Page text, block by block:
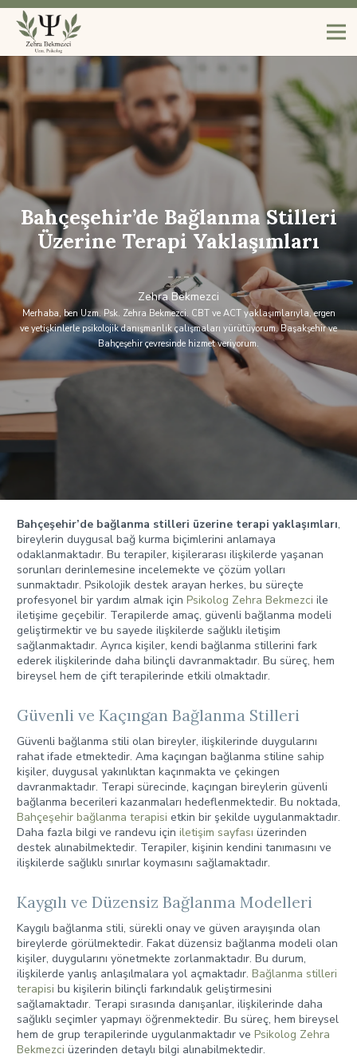
Bahçeşehir’de Bağlanma Stilleri
Üzerine Terapi Yaklaşımları
Zehra Bekmezci
Merhaba, ben Uzm. Psk. Zehra Bekmezci. CBT ve ACT yaklaşımlarıyla, ergen
ve yetişkinlerle psikolojik danışmanlık çalışmaları yürütüyorum. Başakşehir ve
Bahçeşehir çevresinde hizmet veriyorum.
Bahçeşehir’de bağlanma stilleri üzerine terapi yaklaşımları,
bireylerin duygusal bağ kurma biçimlerini anlamaya
odaklanmaktadır. Bu terapiler, kişilerarası ilişkilerde yaşanan
sorunları derinlemesine incelemekte ve çözüm yolları
sunmaktadır. Psikolojik destek arayan herkes, bu süreçte
profesyonel bir yardım almak için Psikolog Zehra Bekmezci ile
iletişime geçebilir. Terapilerde amaç, güvenli bağlanma modeli
geliştirmektir ve bu sayede ilişkilerde sağlıklı iletişim
sağlanmaktadır. Ayrıca kişiler, kendi bağlanma stillerini fark
ederek ilişkilerinde daha bilinçli davranmaktadır. Bu süreç, hem
bireysel hem de çift terapilerinde etkili olmaktadır.
Güvenli ve Kaçıngan Bağlanma Stilleri
Güvenli bağlanma stili olan bireyler, ilişkilerinde duygularını
rahat ifade etmektedir. Ama kaçıngan bağlanma stiline sahip
kişiler, duygusal yakınlıktan kaçınmakta ve çekingen
davranmaktadır. Terapi sürecinde, kaçıngan bireylerin güvenli
bağlanma becerileri kazanmaları hedeflenmektedir. Bu noktada,
Bahçeşehir bağlanma terapisi etkin bir şekilde uygulanmaktadır.
Daha fazla bilgi ve randevu için iletişim sayfası üzerinden
destek alınabilmektedir. Terapiler, kişinin kendini tanımasını ve
ilişkilerde sağlıklı sınırlar koymasını sağlamaktadır.
Kaygılı ve Düzensiz Bağlanma Modelleri
Kaygılı bağlanma stili, sürekli onay ve güven arayışında olan
bireylerde görülmektedir. Fakat düzensiz bağlanma modeli olan
kişiler, duygularını yönetmekte zorlanmaktadır. Bu durum,
ilişkilerde yanlış anlaşılmalara yol açmaktadır. Bağlanma stilleri
terapisi bu kişilerin bilinçli farkındalık geliştirmesini
sağlamaktadır. Terapi sırasında danışanlar, ilişkilerinde daha
sağlıklı seçimler yapmayı öğrenmektedir. Bu süreç, hem bireysel
hem de grup terapilerinde uygulanmaktadır ve Psikolog Zehra
Bekmezci üzerinden detaylı bilgi alınabilmektedir.